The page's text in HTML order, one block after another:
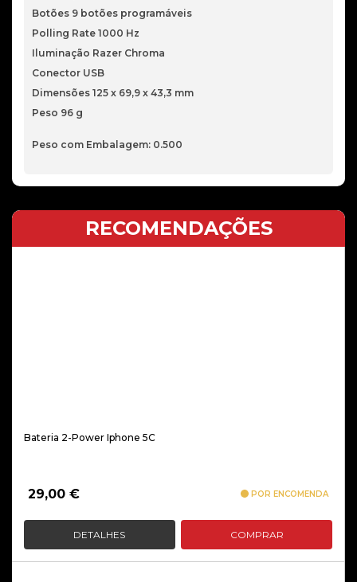
Botões 9 botões programáveis
Polling Rate 1000 Hz
Iluminação Razer Chroma
Conector USB
Dimensões 125 x 69,9 x 43,3 mm
Peso 96 g
Peso com Embalagem: 0.500
RECOMENDAÇÕES
Bateria 2-Power Iphone 5C
29,00 € POR ENCOMENDA
DETALHES COMPRAR